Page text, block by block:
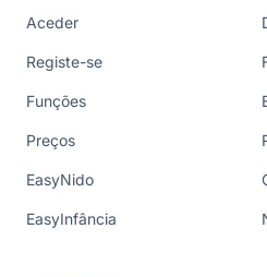
Aceder
Registe-se
Funções
Preços
EasyNido
EasyInfância